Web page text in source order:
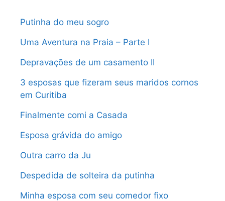
Putinha do meu sogro
Uma Aventura na Praia – Parte I
Depravações de um casamento II
3 esposas que fizeram seus maridos cornos
em Curitiba
Finalmente comi a Casada
Esposa grávida do amigo
Outra carro da Ju
Despedida de solteira da putinha
Minha esposa com seu comedor fixo